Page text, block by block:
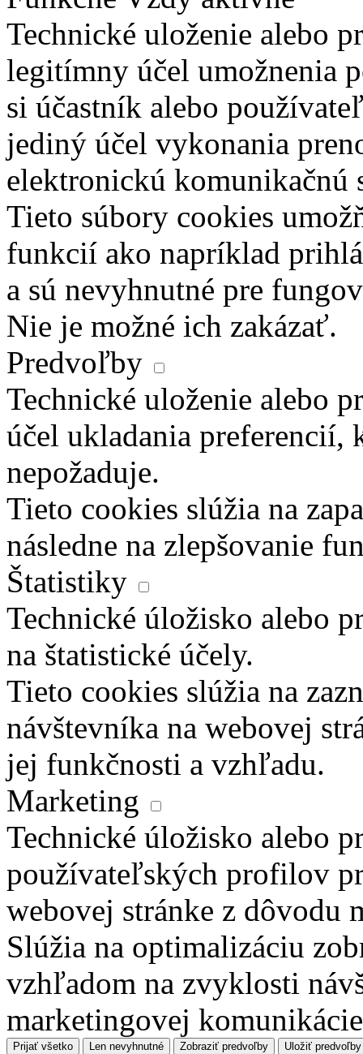
Technické uloženie alebo
legitímny účel umožnenia
si účastník alebo
jediný účel vykonania
elektronickú komunikačnú
Tieto súbory cookies
funkcií ako napríklad
a sú nevyhnutné pre
Nie je možné ich zakázať.
Predvoľby
Technické uloženie alebo
účel ukladania preferencií,
nepožaduje.
Tieto cookies slúžia na
následne na zlepšovanie
Štatistiky
Technické úložisko alebo
na štatistické účely.
Tieto cookies slúžia na
návštevníka na webovej
jej funkčnosti a vzhľadu.
Marketing
Technické úložisko alebo
používateľských profilov
webovej stránke z dôvodu
Slúžia na optimalizáciu
vzhľadom na zvyklosti
marketingovej
Prijať všetko Len nevyhnutné Zobraziť predvoľby Uložiť predvoľby